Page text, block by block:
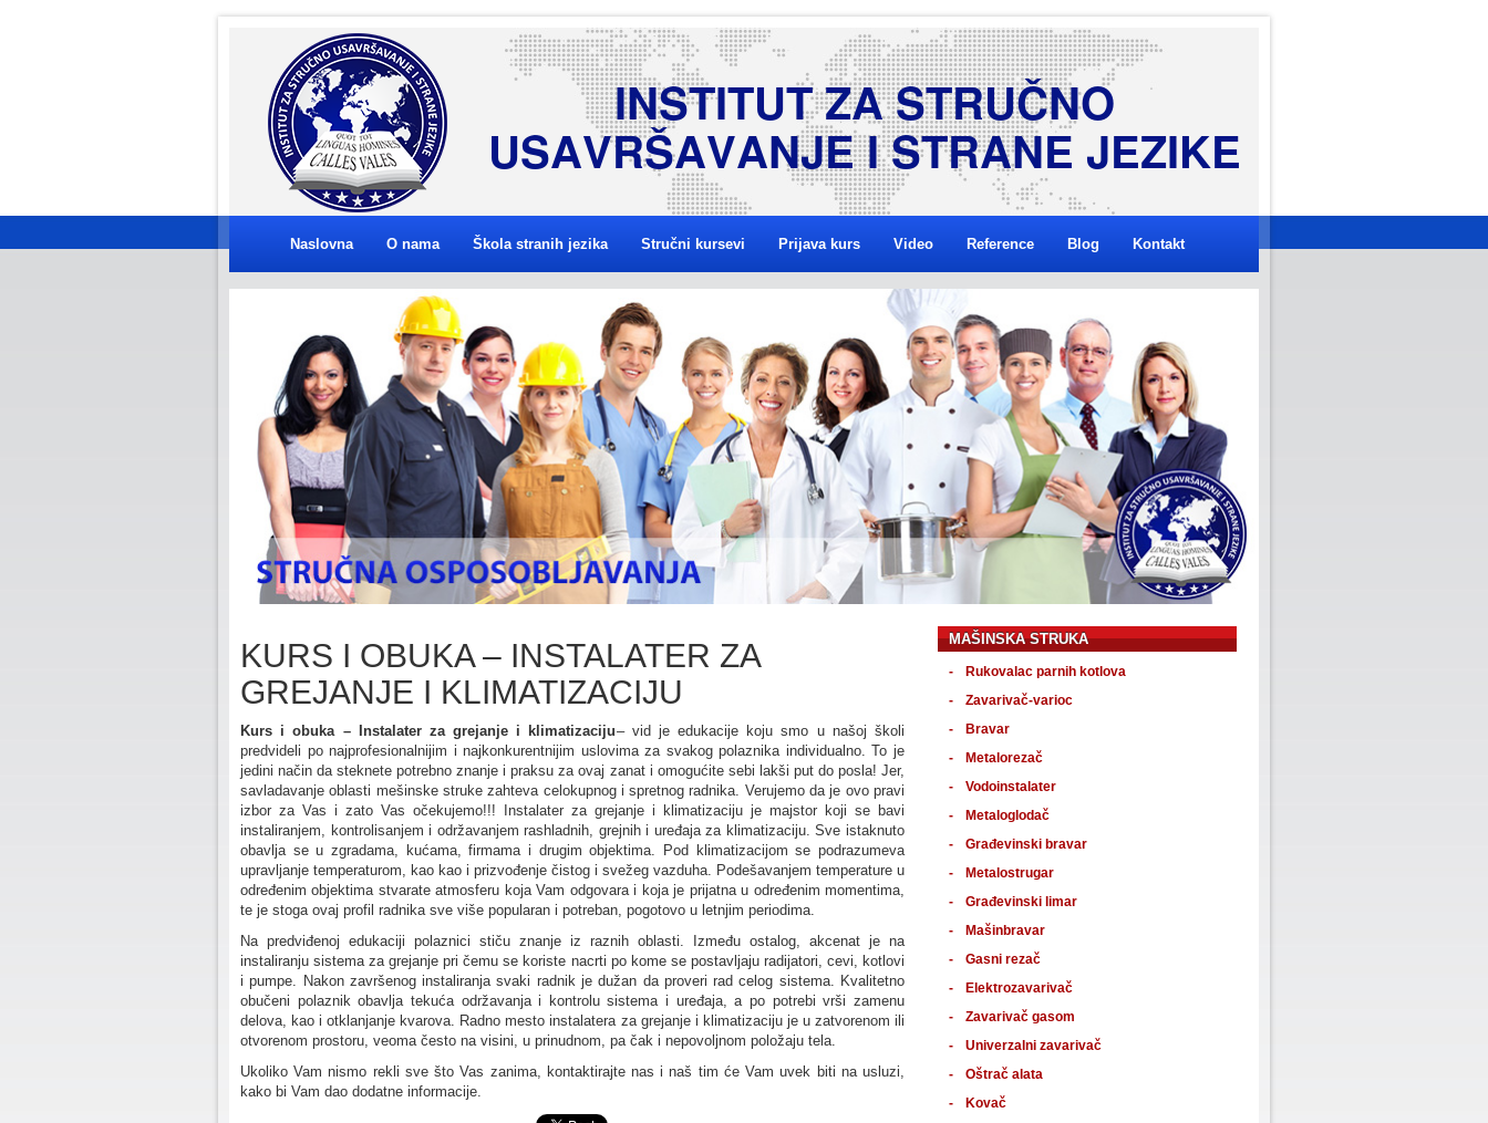
N S Z A S R U Č N
S A V R Š A V A N J E S R A N E E Z K E
Naslovna O nama Škola stranih jezika Stručni kursevi Prijava kurs Video Reference Blog Kontakt
KURS I OBUKA – INSTALATER ZA
GREJANJE I KLIMATIZACIJU
Kurs i obuka – Instalater za grejanje i klimatizaciju– vid je edukacije koju smo u našoj školi
predvideli po najprofesionalnijim i najkonkurentnijim uslovima za svakog polaznika individualno. To je
jedini način da steknete potrebno znanje i praksu za ovaj zanat i omogućite sebi lakši put do posla! Jer,
savladavanje oblasti mešinske struke zahteva celokupnog i spretnog radnika. Verujemo da je ovo pravi
izbor za Vas i zato Vas očekujemo!!! Instalater za grejanje i klimatizaciju je majstor koji se bavi
instaliranjem, kontrolisanjem i održavanjem rashladnih, grejnih i uređaja za klimatizaciju. Sve istaknuto
obavlja se u zgradama, kućama, firmama i drugim objektima. Pod klimatizacijom se podrazumeva
upravljanje temperaturom, kao kao i prizvođenje čistog i svežeg vazduha. Podešavanjem temperature u
određenim objektima stvarate atmosferu koja Vam odgovara i koja je prijatna u određenim momentima,
te je stoga ovaj profil radnika sve više popularan i potreban, pogotovo u letnjim periodima.
Na predviđenoj edukaciji polaznici stiču znanje iz raznih oblasti. Između ostalog, akcenat je na
instaliranju sistema za grejanje pri čemu se koriste nacrti po kome se postavljaju radijatori, cevi, kotlovi
i pumpe. Nakon završenog instaliranja svaki radnik je dužan da proveri rad celog sistema. Kvalitetno
obučeni polaznik obavlja tekuća održavanja i kontrolu sistema i uređaja, a po potrebi vrši zamenu
delova, kao i otklanjanje kvarova. Radno mesto instalatera za grejanje i klimatizaciju je u zatvorenom ili
otvorenom prostoru, veoma često na visini, u prinudnom, pa čak i nepovoljnom položaju tela.
Ukoliko Vam nismo rekli sve što Vas zanima, kontaktirajte nas i naš tim će Vam uvek biti na usluzi,
kako bi Vam dao dodatne informacije.
MAŠINSKA STRUKA
Rukovalac parnih kotlova
Zavarivač-varioc
Bravar
Metalorezač
Vodoinstalater
Metaloglodač
Građevinski bravar
Metalostrugar
Građevinski limar
Mašinbravar
Gasni rezač
Elektrozavarivač
Zavarivač gasom
Univerzalni zavarivač
Oštrač alata
Kovač